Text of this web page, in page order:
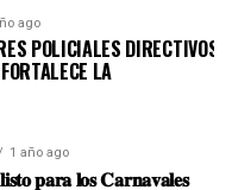
ago
POLICIALES DIRECTIVOS Y
LA
1 año ago
𝐩𝐚𝐫𝐚 𝐥𝐨𝐬 𝐂𝐚𝐫𝐧𝐚𝐯𝐚𝐥𝐞𝐬